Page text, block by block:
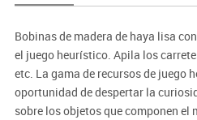
Bobinas de madera de haya lisa
el juego heurístico. Apila los
etc. La gama de recursos de juego
oportunidad de despertar la
sobre los objetos que componen el